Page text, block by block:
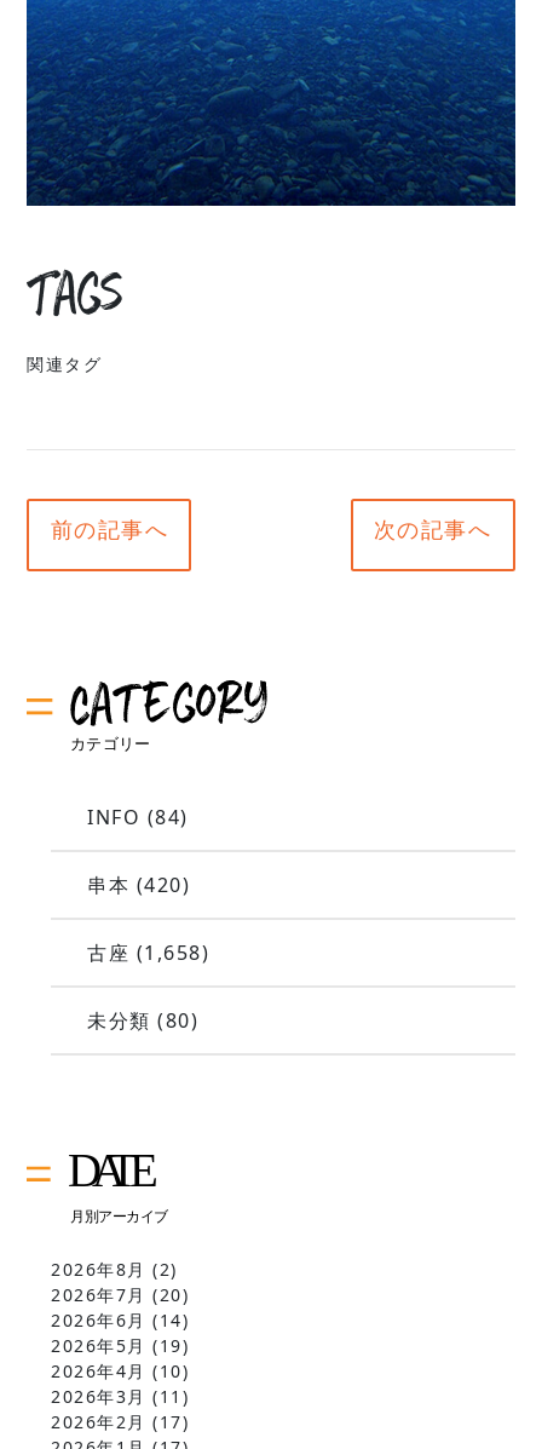
Tags
関連タグ
前の記事へ 次の記事へ
INFO (84)
串本 (420)
古座 (1,658)
未分類 (80)
2026年8月 (2)
2026年7月 (20)
2026年6月 (14)
2026年5月 (19)
2026年4月 (10)
2026年3月 (11)
2026年2月 (17)